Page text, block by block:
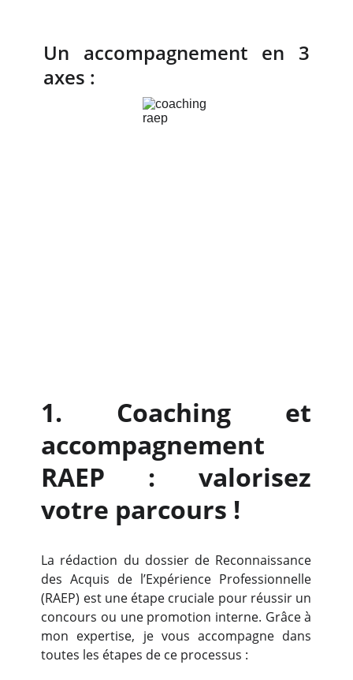
Un accompagnement en 3
axes :
1. Coaching et
accompagnement
RAEP : valorisez
votre parcours !
La rédaction du dossier de Reconnaissance
des Acquis de l’Expérience Professionnelle
(RAEP) est une étape cruciale pour réussir un
concours ou une promotion interne. Grâce à
mon expertise, je vous accompagne dans
toutes les étapes de ce processus :